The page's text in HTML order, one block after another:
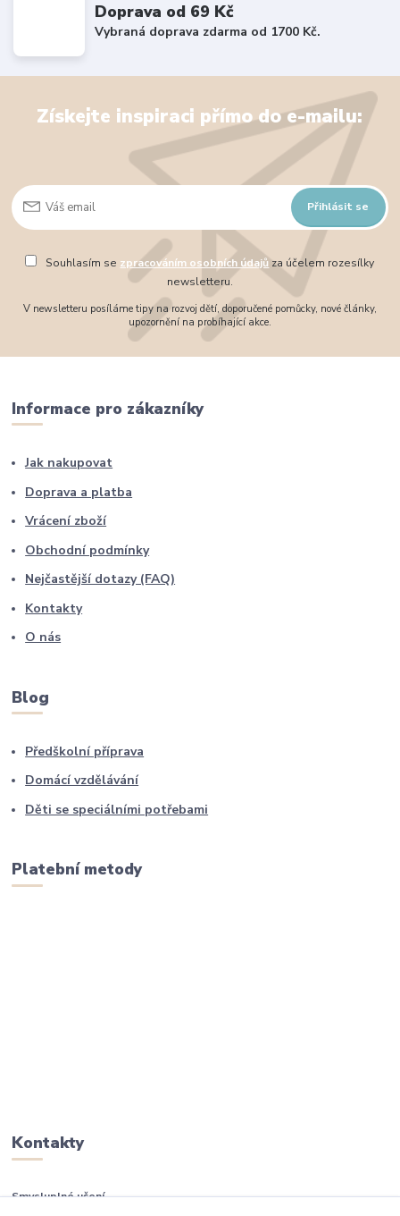
Doprava od 69 Kč
Vybraná doprava zdarma od 1700 Kč.
Získejte inspiraci přímo do e-mailu:
Přihlásit se
Souhlasím se zpracováním osobních údajůza účelem rozesílky
newsletteru.
V newsletteru posíláme tipy na rozvoj dětí, doporučené pomůcky, nové články,
upozornění na probíhající akce.
Informace pro zákazníky
Jak nakupovat
Doprava a platba
Vrácení zboží
Obchodní podmínky
Nejčastější dotazy (FAQ)
Kontakty
O nás
Blog
Předškolní příprava
Domácí vzdělávání
Děti se speciálními potřebami
Platební metody
Kontakty
Smysluplné učení